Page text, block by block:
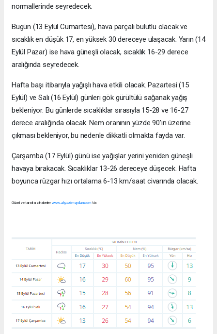
normallerinde seyredecek.
Bugün (13 Eylül Cumartesi), hava parçalı bulutlu olacak ve
sıcaklık en düşük 17, en yüksek 30 dereceye ulaşacak. Yarın (14
Eylül Pazar) ise hava güneşli olacak, sıcaklık 16-29 derece
aralığında seyredecek.
Hafta başı itibarıyla yağışlı hava etkili olacak. Pazartesi (15
Eylül) ve Salı (16 Eylül) günleri gök gürültülü sağanak yağış
bekleniyor. Bu günlerde sıcaklıklar sırasıyla 15-28 ve 16-27
derece aralığında olacak. Nem oranının yüzde 90'ın üzerine
çıkması bekleniyor, bu nedenle dikkatli olmakta fayda var.
Çarşamba (17 Eylül) günü ise yağışlar yerini yeniden güneşli
havaya bırakacak. Sıcaklıklar 13-26 dereceye düşecek. Hafta
boyunca rüzgar hızı ortalama 6-13 km/saat civarında olacak.
Gücel ve tarafısız haberlerwww.akyazimeydan.com'da